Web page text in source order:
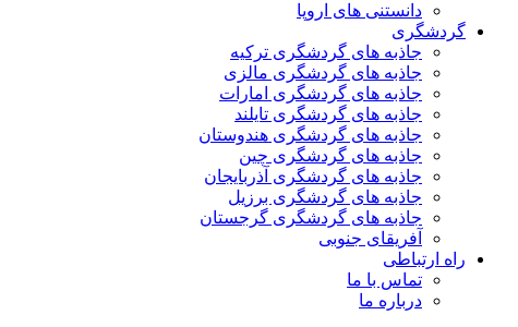
دانستنی های اروپا
گردشگری
جاذبه های گردشگری ترکیه
جاذبه های گردشگری مالزی
جاذبه های گردشگری امارات
جاذبه های گردشگری تایلند
جاذبه های گردشگری هندوستان
جاذبه های گردشگری چین
جاذبه های گردشگری آذربایجان
جاذبه های گردشگری برزیل
جاذبه های گردشگری گرجستان
آفریقای جنوبی
راه ارتباطی
تماس با ما
درباره ما